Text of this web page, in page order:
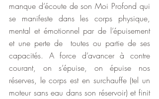
manque d’écoute de son Moi Profond qui
se manifeste dans les corps physique,
mental et émotionnel par de l’épuisement
et une perte de  toutes ou partie de ses
capacités. A force d’avancer à contre
courant, on s’épuise, on épuise nos
réserves, le corps est en surchauffe (tel un
moteur sans eau dans son réservoir) et finit